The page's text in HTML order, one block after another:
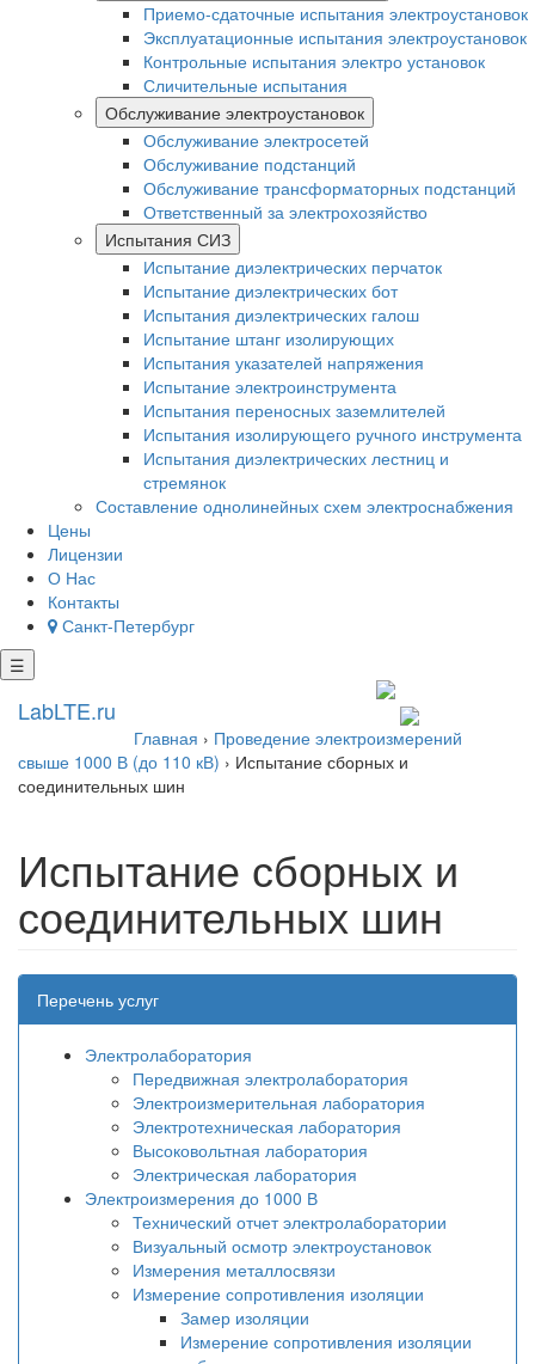
Приемо-сдаточные испытания электроустановок
Эксплуатационные испытания электроустановок
Контрольные испытания электро установок
Сличительные испытания
Обслуживание электроустановок
Обслуживание электросетей
Обслуживание подстанций
Обслуживание трансформаторных подстанций
Ответственный за электрохозяйство
Испытания СИЗ
Испытание диэлектрических перчаток
Испытание диэлектрических бот
Испытания диэлектрических галош
Испытание штанг изолирующих
Испытания указателей напряжения
Испытание электроинструмента
Испытания переносных заземлителей
Испытания изолирующего ручного инструмента
Испытания диэлектрических лестниц и
стремянок
Составление однолинейных схем электроснабжения
Цены
Лицензии
О Нас
Контакты
Санкт-Петербург
☰
LabLTE.ru
Главная › Проведение электроизмерений
свыше 1000 В (до 110 кВ) › Испытание сборных и
соединительных шин
Испытание сборных и
соединительных шин
Перечень услуг
Электролаборатория
Передвижная электролаборатория
Электроизмерительная лаборатория
Электротехническая лаборатория
Высоковольтная лаборатория
Электрическая лаборатория
Электроизмерения до 1000 В
Технический отчет электролаборатории
Визуальный осмотр электроустановок
Измерения металлосвязи
Измерение сопротивления изоляции
Замер изоляции
Измерение сопротивления изоляции